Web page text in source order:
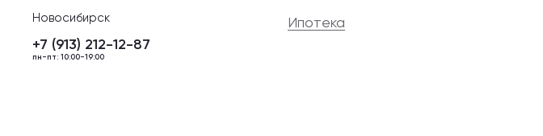
Новосибирск
+7 (913) 212-12-87
пн-пт: 10:00-19:00
Ипотека